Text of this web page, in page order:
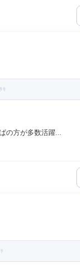
方が多数活躍...